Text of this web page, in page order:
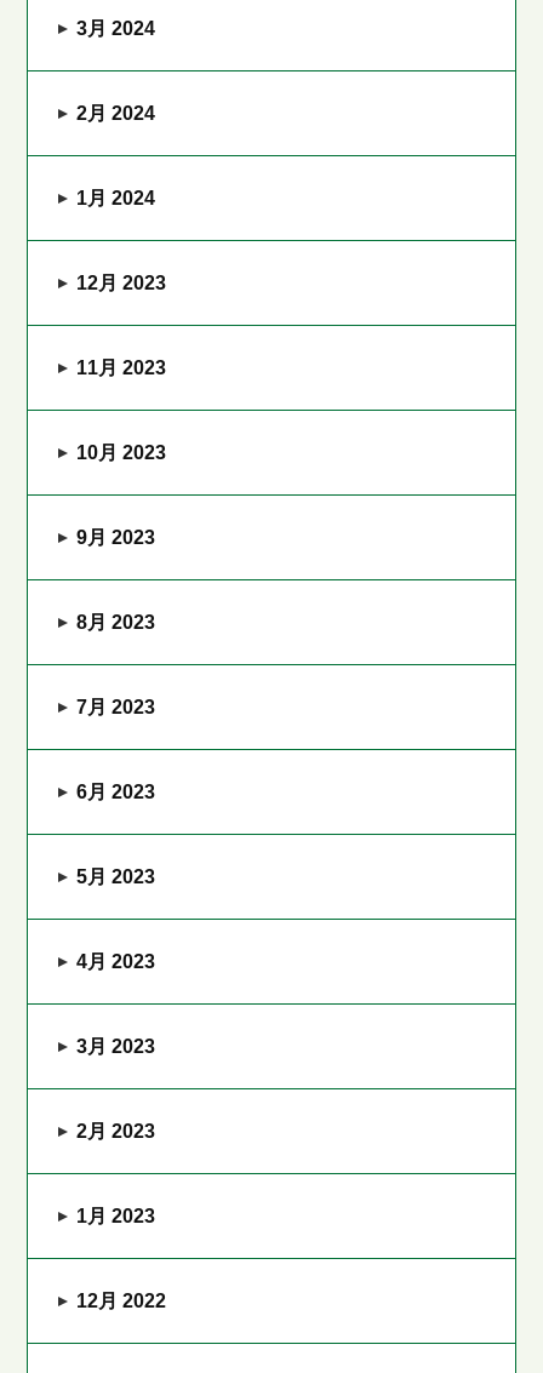
3月 2024
2月 2024
1月 2024
12月 2023
11月 2023
10月 2023
9月 2023
8月 2023
7月 2023
6月 2023
5月 2023
4月 2023
3月 2023
2月 2023
1月 2023
12月 2022